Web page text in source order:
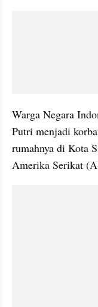
Warga Negara
Putri menjadi
rumahnya di Kota
Amerika Serikat